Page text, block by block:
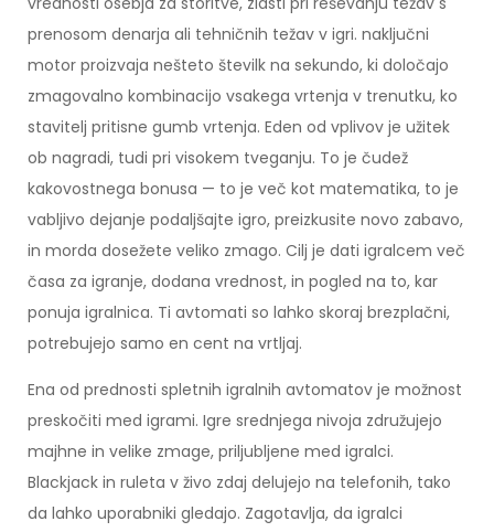
prenosom denarja ali tehničnih težav v igri. naključni
motor proizvaja nešteto številk na sekundo, ki določajo
zmagovalno kombinacijo vsakega vrtenja v trenutku, ko
stavitelj pritisne gumb vrtenja. Eden od vplivov je užitek
ob nagradi, tudi pri visokem tveganju. To je čudež
kakovostnega bonusa — to je več kot matematika, to je
vabljivo dejanje podaljšajte igro, preizkusite novo zabavo,
in morda dosežete veliko zmago. Cilj je dati igralcem več
časa za igranje, dodana vrednost, in pogled na to, kar
ponuja igralnica. Ti avtomati so lahko skoraj brezplačni,
potrebujejo samo en cent na vrtljaj.
Ena od prednosti spletnih igralnih avtomatov je možnost
preskočiti med igrami. Igre srednjega nivoja združujejo
majhne in velike zmage, priljubljene med igralci.
Blackjack in ruleta v živo zdaj delujejo na telefonih, tako
da lahko uporabniki gledajo. Zagotavlja, da igralci